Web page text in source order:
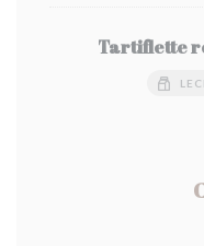
Tartiflette